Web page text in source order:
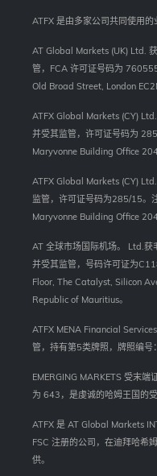
ATFX 是由多家公司共同使用的
AT Global Markets (UK) Ltd.
管，FCA 许可证号码为
Old Broad Street, London
ATFX Global Markets (CY)
并受其监管，许可证号码为
Maryvonne Building Office
ATFX Global Markets (CY)
监管，许可证号码为285/15。
Maryvonne Building Office
AT 全球市场国际机场。 Ltd.获
并受其监管，号码许可证为
Floor, The Catalyst, Silicon
Republic of Mauritius。
ATFX MENA Financial
管，持有第5类牌照，牌照编
EMERGING MARKETS 受末
为 643，是虔诚的哈姆王国的受
ATFX 是 AT Global Markets
FSC 注册的公司，在迪拜哈希
供。